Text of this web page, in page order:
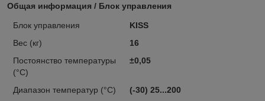
Общая информация / Блок управления
Блок управления
KISS
Вес (кг)
16
Постоянство температуры
(°C)
±0,05
Диапазон температур (°C)
(-30) 25...200